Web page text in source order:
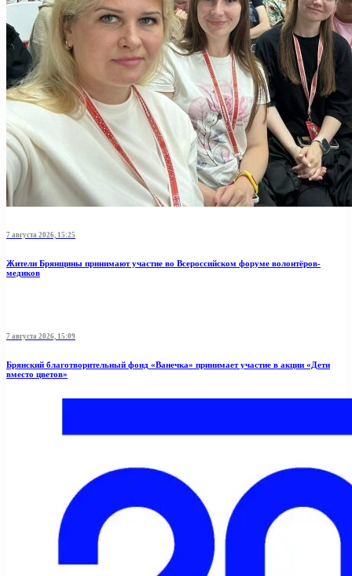
7 августа 2026, 15:25
Жители Брянщины принимают участие во Всероссийском форуме волонтёров-
медиков
7 августа 2026, 15:09
Брянский благотворительный фонд «Ванечка» принимает участие в акции «Дети
вместо цветов»